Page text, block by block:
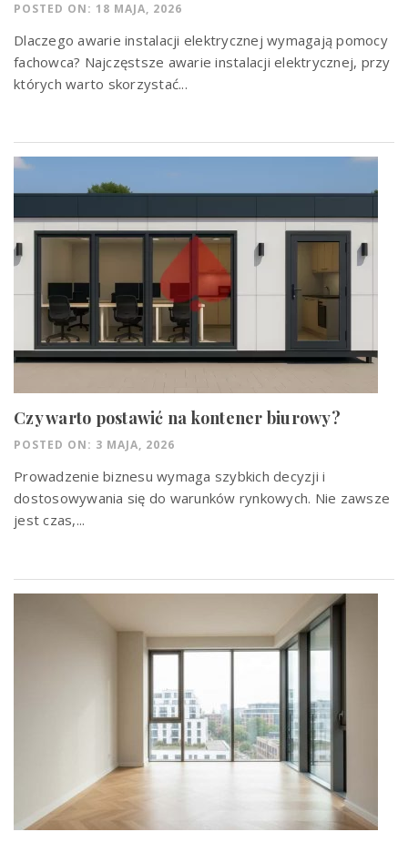
POSTED ON: 18 MAJA, 2026
Dlaczego awarie instalacji elektrycznej wymagają pomocy
fachowca? Najczęstsze awarie instalacji elektrycznej, przy
których warto skorzystać...
Czy warto postawić na kontener biurowy?
POSTED ON: 3 MAJA, 2026
Prowadzenie biznesu wymaga szybkich decyzji i
dostosowywania się do warunków rynkowych. Nie zawsze
jest czas,...